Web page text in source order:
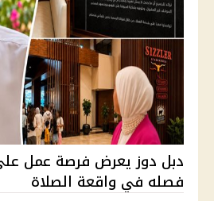
دبل دوز يعرض فرصة عمل
فصله في واقعة الصلاة